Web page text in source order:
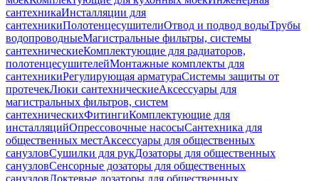
сантехникаИнсталляции для
сантехникиПолотенцесушителиОтвод и подвод водыТрубы
водопроводныеМагистральные фильтры, системы
сантехническиеКомплектующие для радиаторов,
полотенцесушителейМонтажные комплекты для
сантехникиРегулирующая арматураСистемы защиты от
протечекЛюки сантехническиеАксессуары для
магистральных фильтров, систем
сантехническихФитингиКомплектующие для
инсталляцийОпрессовочные насосыСантехника для
общественных местАксессуары для общественных
санузловСушилки для рукДозаторы для общественных
санузловСенсорные дозаторы для общественных
санузловЛоктевые дозаторы для общественных